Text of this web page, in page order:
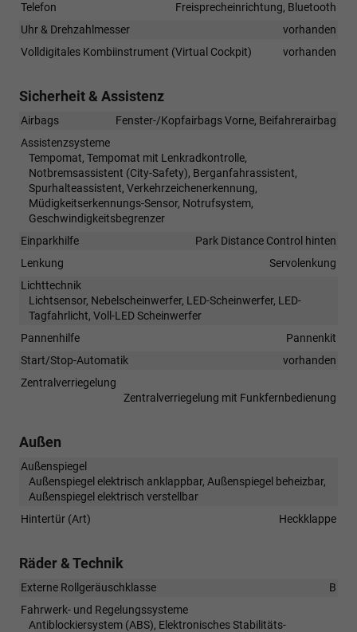
Telefon
Freisprecheinrichtung, Bluetooth
Uhr & Drehzahlmesser
vorhanden
Volldigitales Kombiinstrument (Virtual Cockpit)
vorhanden
Sicherheit & Assistenz
Airbags
Fenster-/Kopfairbags Vorne, Beifahrerairbag
Assistenzsysteme
Tempomat, Tempomat mit Lenkradkontrolle,
Notbremsassistent (City-Safety), Berganfahrassistent,
Spurhalteassistent, Verkehrzeichenerkennung,
Müdigkeitserkennungs-Sensor, Notrufsystem,
Geschwindigkeitsbegrenzer
Einparkhilfe
Park Distance Control hinten
Lenkung
Servolenkung
Lichttechnik
Lichtsensor, Nebelscheinwerfer, LED-Scheinwerfer, LED-
Tagfahrlicht, Voll-LED Scheinwerfer
Pannenhilfe
Pannenkit
Start/Stop-Automatik
vorhanden
Zentralverriegelung
Zentralverriegelung mit Funkfernbedienung
Außen
Außenspiegel
Außenspiegel elektrisch anklappbar, Außenspiegel beheizbar,
Außenspiegel elektrisch verstellbar
Hintertür (Art)
Heckklappe
Räder & Technik
Externe Rollgeräuschklasse
B
Fahrwerk- und Regelungssysteme
Antiblockiersystem (ABS), Elektronisches Stabilitäts-